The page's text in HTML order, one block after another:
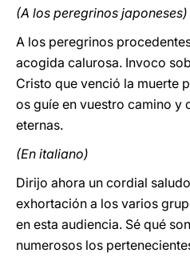
(A los peregrinos japoneses)
A los peregrinos
acogida calurosa. Invoco
Cristo que venció la muerte
os guíe en vuestro camino y
eternas.
(En italiano)
Dirijo ahora un cordial
exhortación a los varios
en esta audiencia. Sé qué
numerosos los